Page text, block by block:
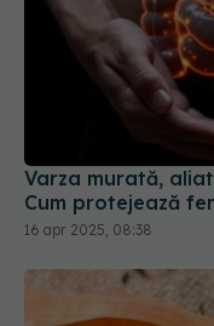
Varza murată,
Cum protejează
16 apr 2025, 08:38